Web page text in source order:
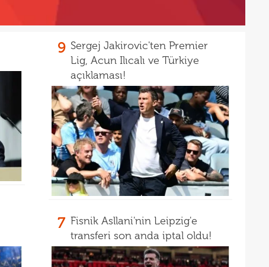
9 Sergej Jakirovic'ten Premier
Lig, Acun Ilıcalı ve Türkiye
açıklaması!
7 Fisnik Asllani'nin Leipzig'e
transferi son anda iptal oldu!